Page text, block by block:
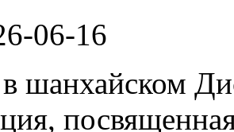
06-16
шанхайском